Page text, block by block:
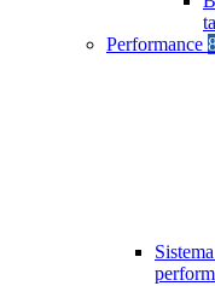
Performance